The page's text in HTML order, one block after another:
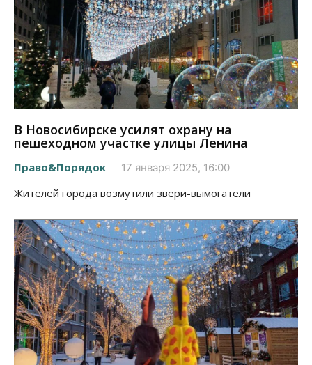
В Новосибирске усилят охрану на
пешеходном участке улицы Ленина
Право&Порядок 17 января 2025, 16:00
Жителей города возмутили звери-вымогатели